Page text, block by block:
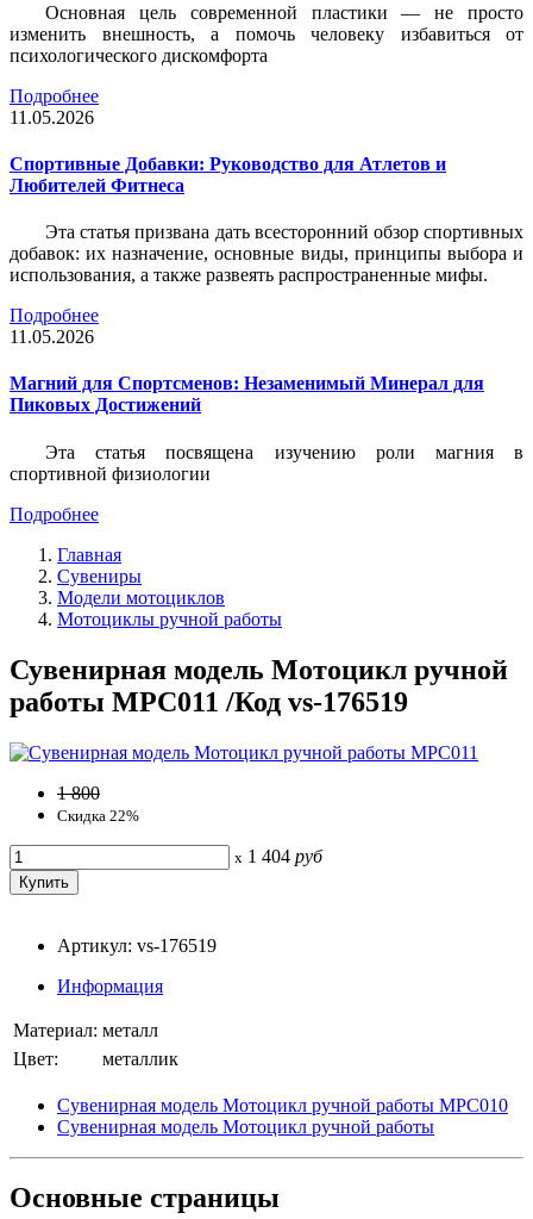
Основная цель современной пластики — не просто
изменить внешность, а помочь человеку избавиться от
психологического дискомфорта
Подробнее
11.05.2026
Спортивные Добавки: Руководство для Атлетов и
Любителей Фитнеса
Эта статья призвана дать всесторонний обзор спортивных
добавок: их назначение, основные виды, принципы выбора и
использования, а также развеять распространенные мифы.
Подробнее
11.05.2026
Магний для Спортсменов: Незаменимый Минерал для
Пиковых Достижений
Эта статья посвящена изучению роли магния в
спортивной физиологии
Подробнее
Главная
Сувениры
Модели мотоциклов
Мотоциклы ручной работы
Сувенирная модель Мотоцикл ручной
работы МРС011 /Код vs-176519
1 800
Скидка 22%
x 1 404 руб
Артикул: vs-176519
Информация
Материал: металл
Цвет:
металлик
Сувенирная модель Мотоцикл ручной работы МРС010
Сувенирная модель Мотоцикл ручной работы
Основные страницы